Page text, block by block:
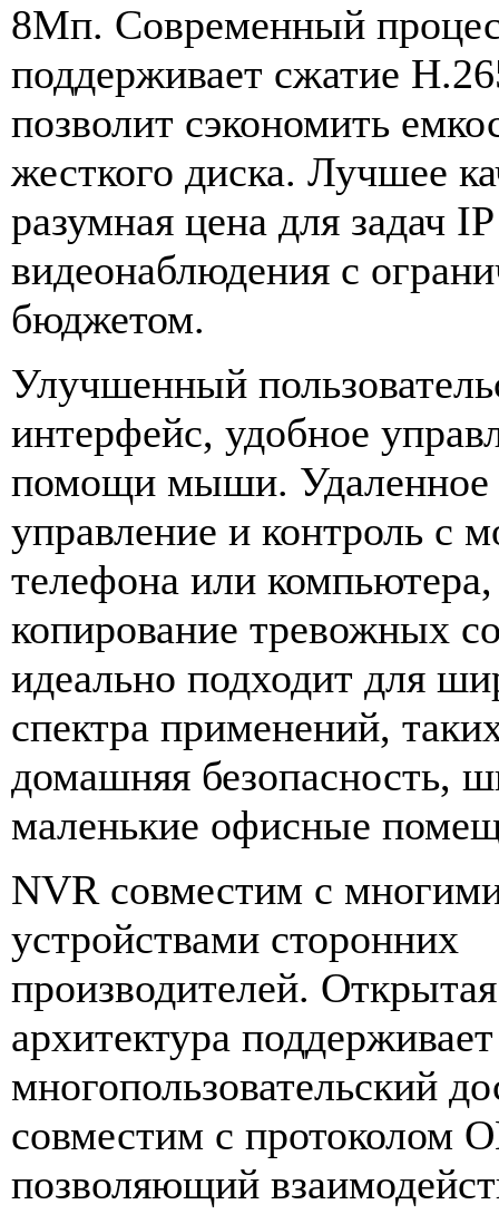
8Мп. Современный
поддерживает сжатие
позволит сэкономить
жесткого диска. Лучшее
разумная цена для задач IP
видеонаблюдения с
бюджетом.
Улучшенный
интерфейс, удобное
помощи мыши. Удаленное
управление и контроль с
телефона или
копирование тревожных
идеально подходит для
спектра применений,
домашняя безопасность,
маленькие офисные
NVR совместим с
устройствами сторонних
производителей. Открытая
архитектура поддерживает
многопользовательский
совместим с протоколом
позволяющий